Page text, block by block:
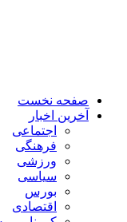
صفحه نخست
آخرین اخبار
اجتماعی
فرهنگی
ورزشی
سیاسی
بورس
اقتصادی